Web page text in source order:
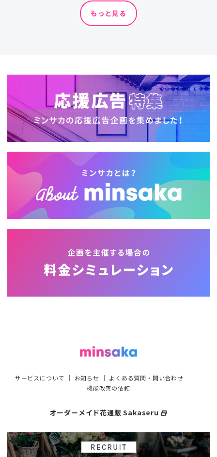
もっと見る
サービスについて ｜ お知らせ ｜ よくある質問・問い合わせ ｜
機能改善の依頼
オーダーメイド花通販 Sakaseru select_window